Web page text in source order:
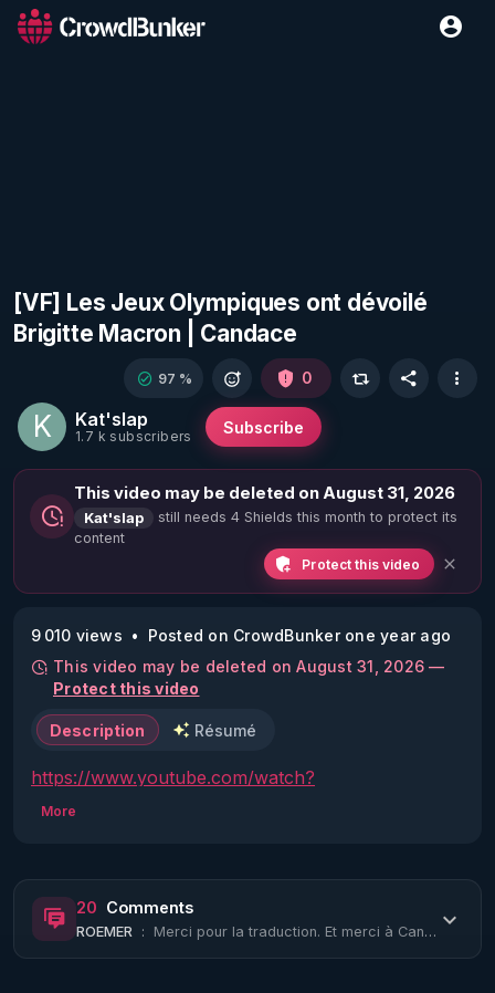
[VF] Les Jeux Olympiques ont dévoilé
Brigitte Macron | Candace
K Kat'slap
1.7 k subscribers Subscribe
97 % 0
This video may be deleted on August 31, 2026
Kat'slap
still needs 4 Shields this month to protect its
content
Protect this video
9 010 views
Posted on CrowdBunker one year ago
This video may be deleted on August 31, 2026 —
Protect this video
Description Résumé
https://www.youtube.com/watch?
v=Jv1wB9uragk&ab_channel=AnonG-8
Candace ;)
More
20 Comments
ROEMER : Merci pour la traduction. Et merci à Candace pour toute ses recherches. Oui ! si...